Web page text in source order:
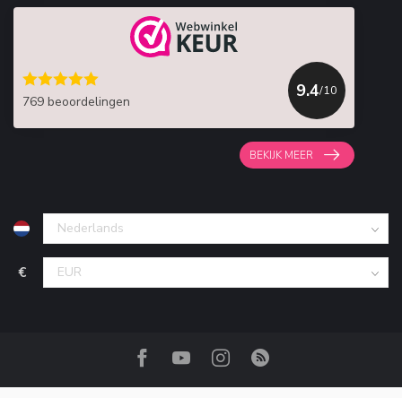
769 beoordelingen
9.4/10
BEKIJK MEER
€